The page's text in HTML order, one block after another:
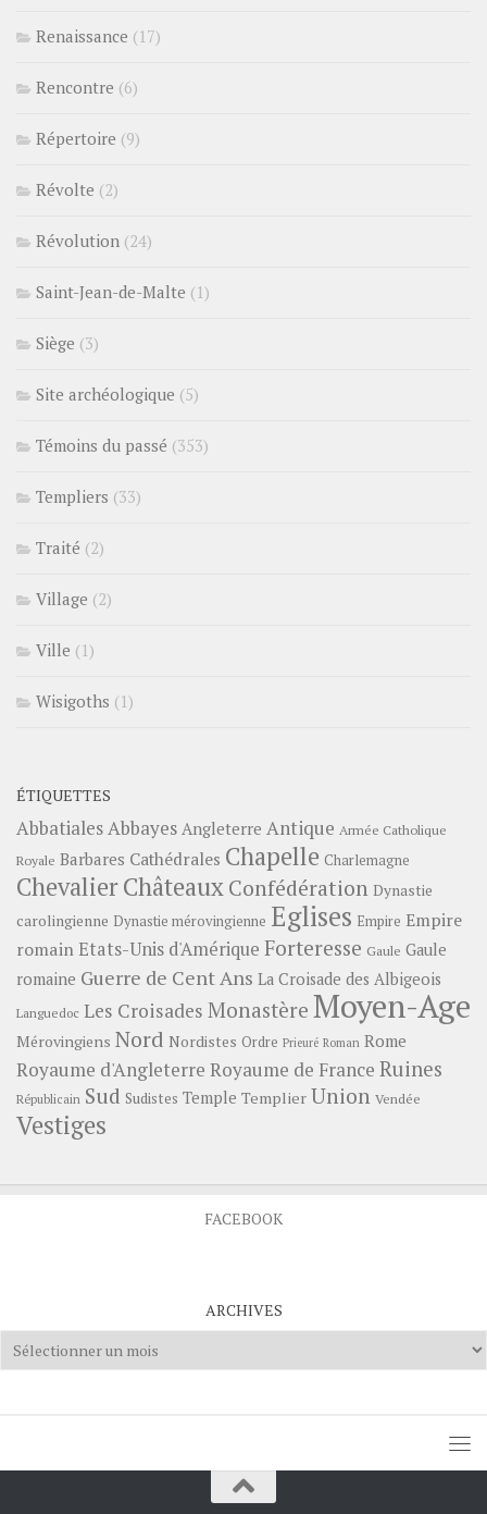
Renaissance (17)
Rencontre (6)
Répertoire (9)
Révolte (2)
Révolution (24)
Saint-Jean-de-Malte (1)
Siège (3)
Site archéologique (5)
Témoins du passé (353)
Templiers (33)
Traité (2)
Village (2)
Ville (1)
Wisigoths (1)
ÉTIQUETTES
Abbatiales Abbayes Angleterre Antique Armée Catholique
Royale Barbares Cathédrales Chapelle Charlemagne
ChevalierChâteauxConfédération Dynastie
carolingienne Dynastie mérovingienne Eglises Empire Empire
romainEtats-Unis d'Amérique Forteresse Gaule Gaule
romaine Guerre de Cent Ans La Croisade des Albigeois
Languedoc Les Croisades Monastère Moyen-Age
Mérovingiens Nord Nordistes Ordre Prieuré Roman Rome
Royaume d'Angleterre Royaume de France Ruines
Républicain Sud Sudistes Temple Templier Union Vendée
Vestiges
FACEBOOK
ARCHIVES
Archives